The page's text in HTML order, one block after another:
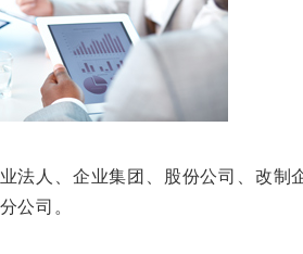
人、企业集团、股份公司、改制
公司。